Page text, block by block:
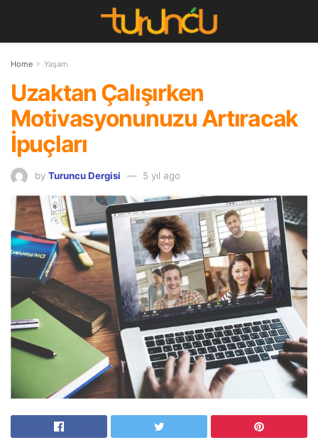
Home Yaşam
Uzaktan Çalışırken
Motivasyonunuzu Artıracak
İpuçları
by Turuncu Dergisi 5 yıl ago